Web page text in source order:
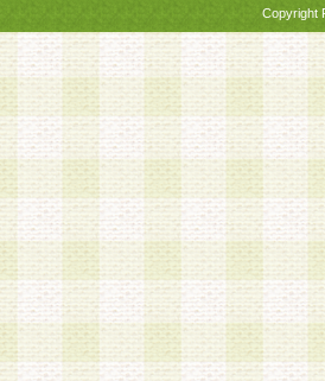
Copyright